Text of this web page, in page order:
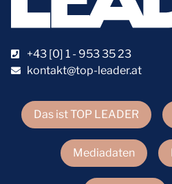
Das ist TOP LEADER
Mediadaten
+43 [0] 1 - 953 35 23
kontakt@top-leader.at